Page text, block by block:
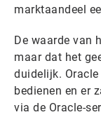
marktaandeel
De waarde van
maar dat het
duidelijk. Oracle
bedienen en er
via de Oracle-